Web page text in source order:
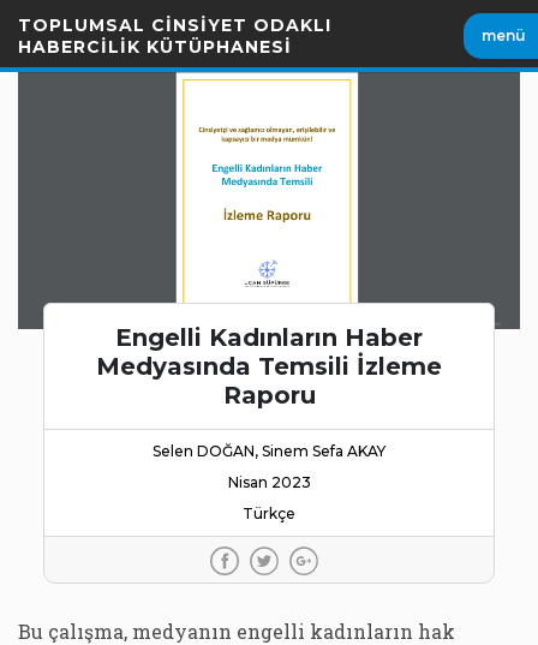
Geç
TOPLUMSAL CİNSİYET ODAKLI
HABERCİLİK KÜTÜPHANESİ
menü
Engelli Kadınların Haber
Medyasında Temsili İzleme
Raporu
Selen DOĞAN, Sinem Sefa AKAY
Nisan 2023
Türkçe
Bu çalışma, medyanın engelli kadınların hak